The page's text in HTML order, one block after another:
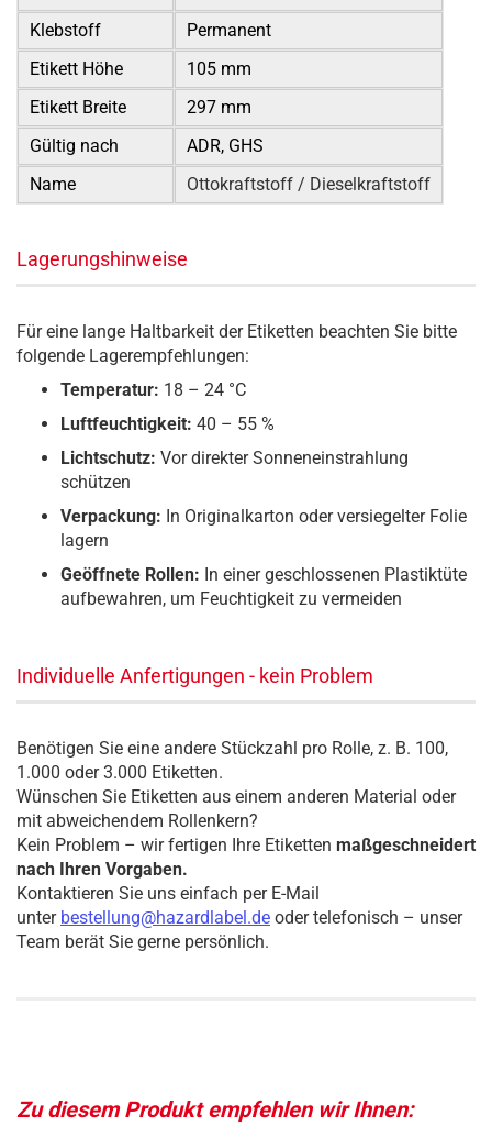
Klebstoff
Permanent
Etikett Höhe
105 mm
Etikett Breite
297 mm
Gültig nach
ADR, GHS
Name
Ottokraftstoff / Dieselkraftstoff
Lagerungshinweise
Für eine lange Haltbarkeit der Etiketten beachten Sie bitte
folgende Lagerempfehlungen:
Temperatur: 18 – 24 °C
Luftfeuchtigkeit: 40 – 55 %
Lichtschutz: Vor direkter Sonneneinstrahlung
schützen
Verpackung: In Originalkarton oder versiegelter Folie
lagern
Geöffnete Rollen: In einer geschlossenen Plastiktüte
aufbewahren, um Feuchtigkeit zu vermeiden
Individuelle Anfertigungen - kein Problem
Benötigen Sie eine andere Stückzahl pro Rolle, z. B. 100,
1.000 oder 3.000 Etiketten.
Wünschen Sie Etiketten aus einem anderen Material oder
mit abweichendem Rollenkern?
Kein Problem – wir fertigen Ihre Etiketten maßgeschneidert
nach Ihren Vorgaben.
Kontaktieren Sie uns einfach per E-Mail
unter bestellung@hazardlabel.de oder telefonisch – unser
Team berät Sie gerne persönlich.
Zu diesem Produkt empfehlen wir Ihnen: